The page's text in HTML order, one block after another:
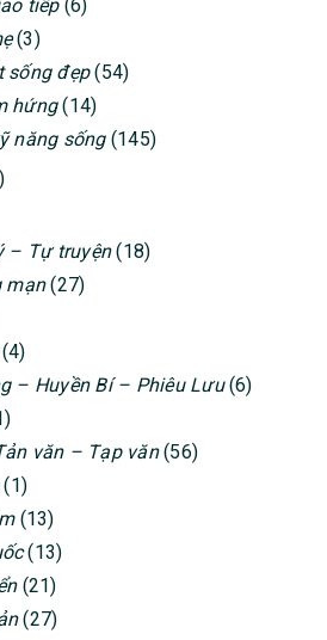
tiếp(6)
(3)
sống đẹp(54)
hứng(14)
năng sống(145)
– Tự truyện(18)
mạn(27)
– Huyền Bí – Phiêu Lưu(6)
văn – Tạp văn(56)
(1)
(13)
(13)
(21)
(27)